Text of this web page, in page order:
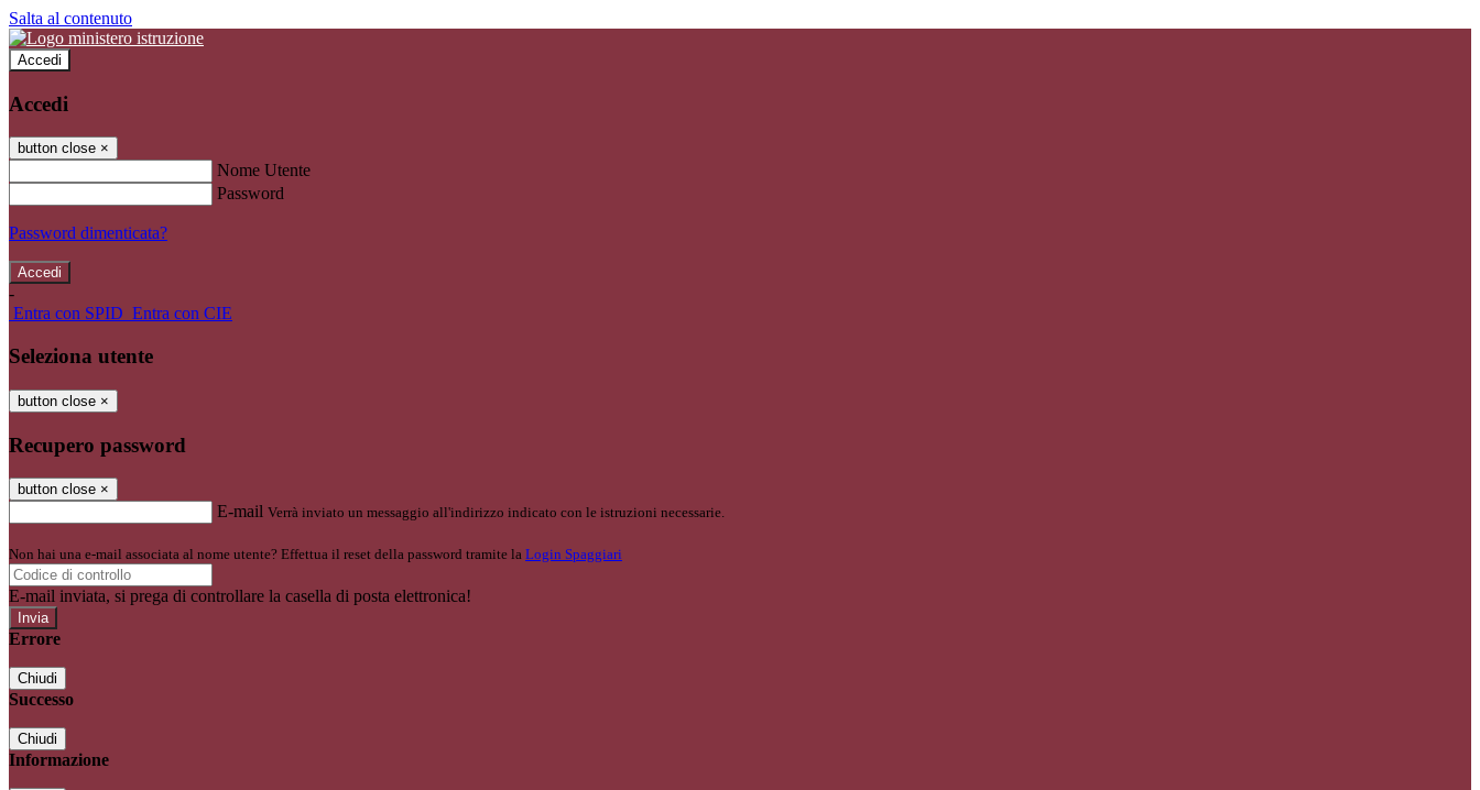
Salta al contenuto
Accedi
Accedi
button close ×
Nome Utente
Password
Password dimenticata?
-
Entra con SPID Entra con CIE
Seleziona utente
button close ×
Recupero password
button close ×
E-mail Verrà inviato un messaggio all'indirizzo indicato con le istruzioni necessarie.
Non hai una e-mail associata al nome utente? Effettua il reset della password tramite la Login Spaggiari
E-mail inviata, si prega di controllare la casella di posta elettronica!
Errore
Chiudi
Successo
Chiudi
Informazione